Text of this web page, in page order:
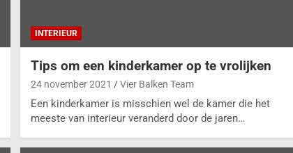
INTERIEUR
Tips om een kinderkamer op te vrolijken
24 november 2021 Vier Balken Team
Een kinderkamer is misschien wel de kamer die het
meeste van interieur veranderd door de jaren…